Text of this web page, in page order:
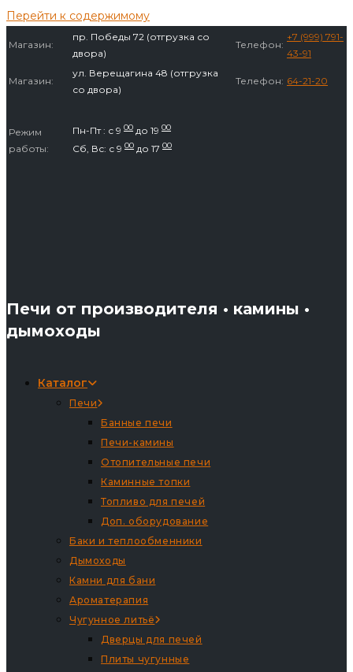
Перейти к содержимому
Магазин:
пр. Победы 72 (отгрузка со
двора)
Телефон:
+7 (999) 791-
43-91
Магазин:
ул. Верещагина 48 (отгрузка
со двора)
Телефон: 64-21-20
Режим
работы:
Пн-Пт : с 9 00 до 19 00
Сб, Вс: с 9 00 до 17 00
Печи от производителя • камины •
дымоходы
Каталог
Печи
Банные печи
Печи-камины
Отопительные печи
Каминные топки
Топливо для печей
Доп. оборудование
Баки и теплообменники
Дымоходы
Камни для бани
Ароматерапия
Чугунное литьё
Дверцы для печей
Плиты чугунные